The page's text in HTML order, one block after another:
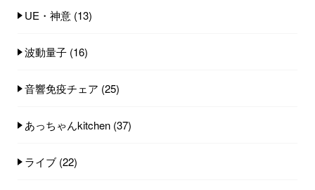
UE・神意 (13)
波動量子 (16)
音響免疫チェア (25)
あっちゃんkitchen (37)
ライブ (22)